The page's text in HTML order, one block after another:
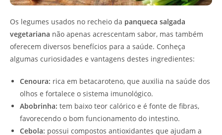
Os legumes usados no recheio da panqueca salgada
vegetariana não apenas acrescentam sabor, mas também
oferecem diversos benefícios para a saúde. Conheça
algumas curiosidades e vantagens destes ingredientes:
Cenoura: rica em betacaroteno, que auxilia na saúde dos
olhos e fortalece o sistema imunológico.
Abobrinha: tem baixo teor calórico e é fonte de fibras,
favorecendo o bom funcionamento do intestino.
Cebola: possui compostos antioxidantes que ajudam a